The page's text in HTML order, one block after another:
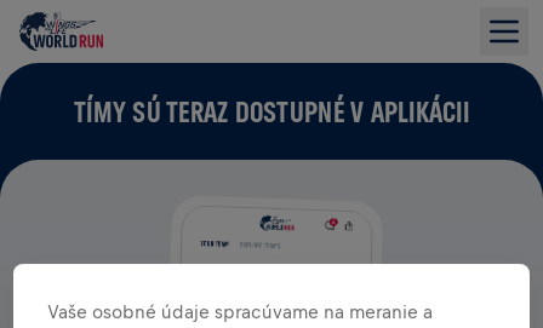
TÍMY SÚ TERAZ DOSTUPNÉ V APLIKÁCII
Vaše osobné údaje spracúvame na meranie a